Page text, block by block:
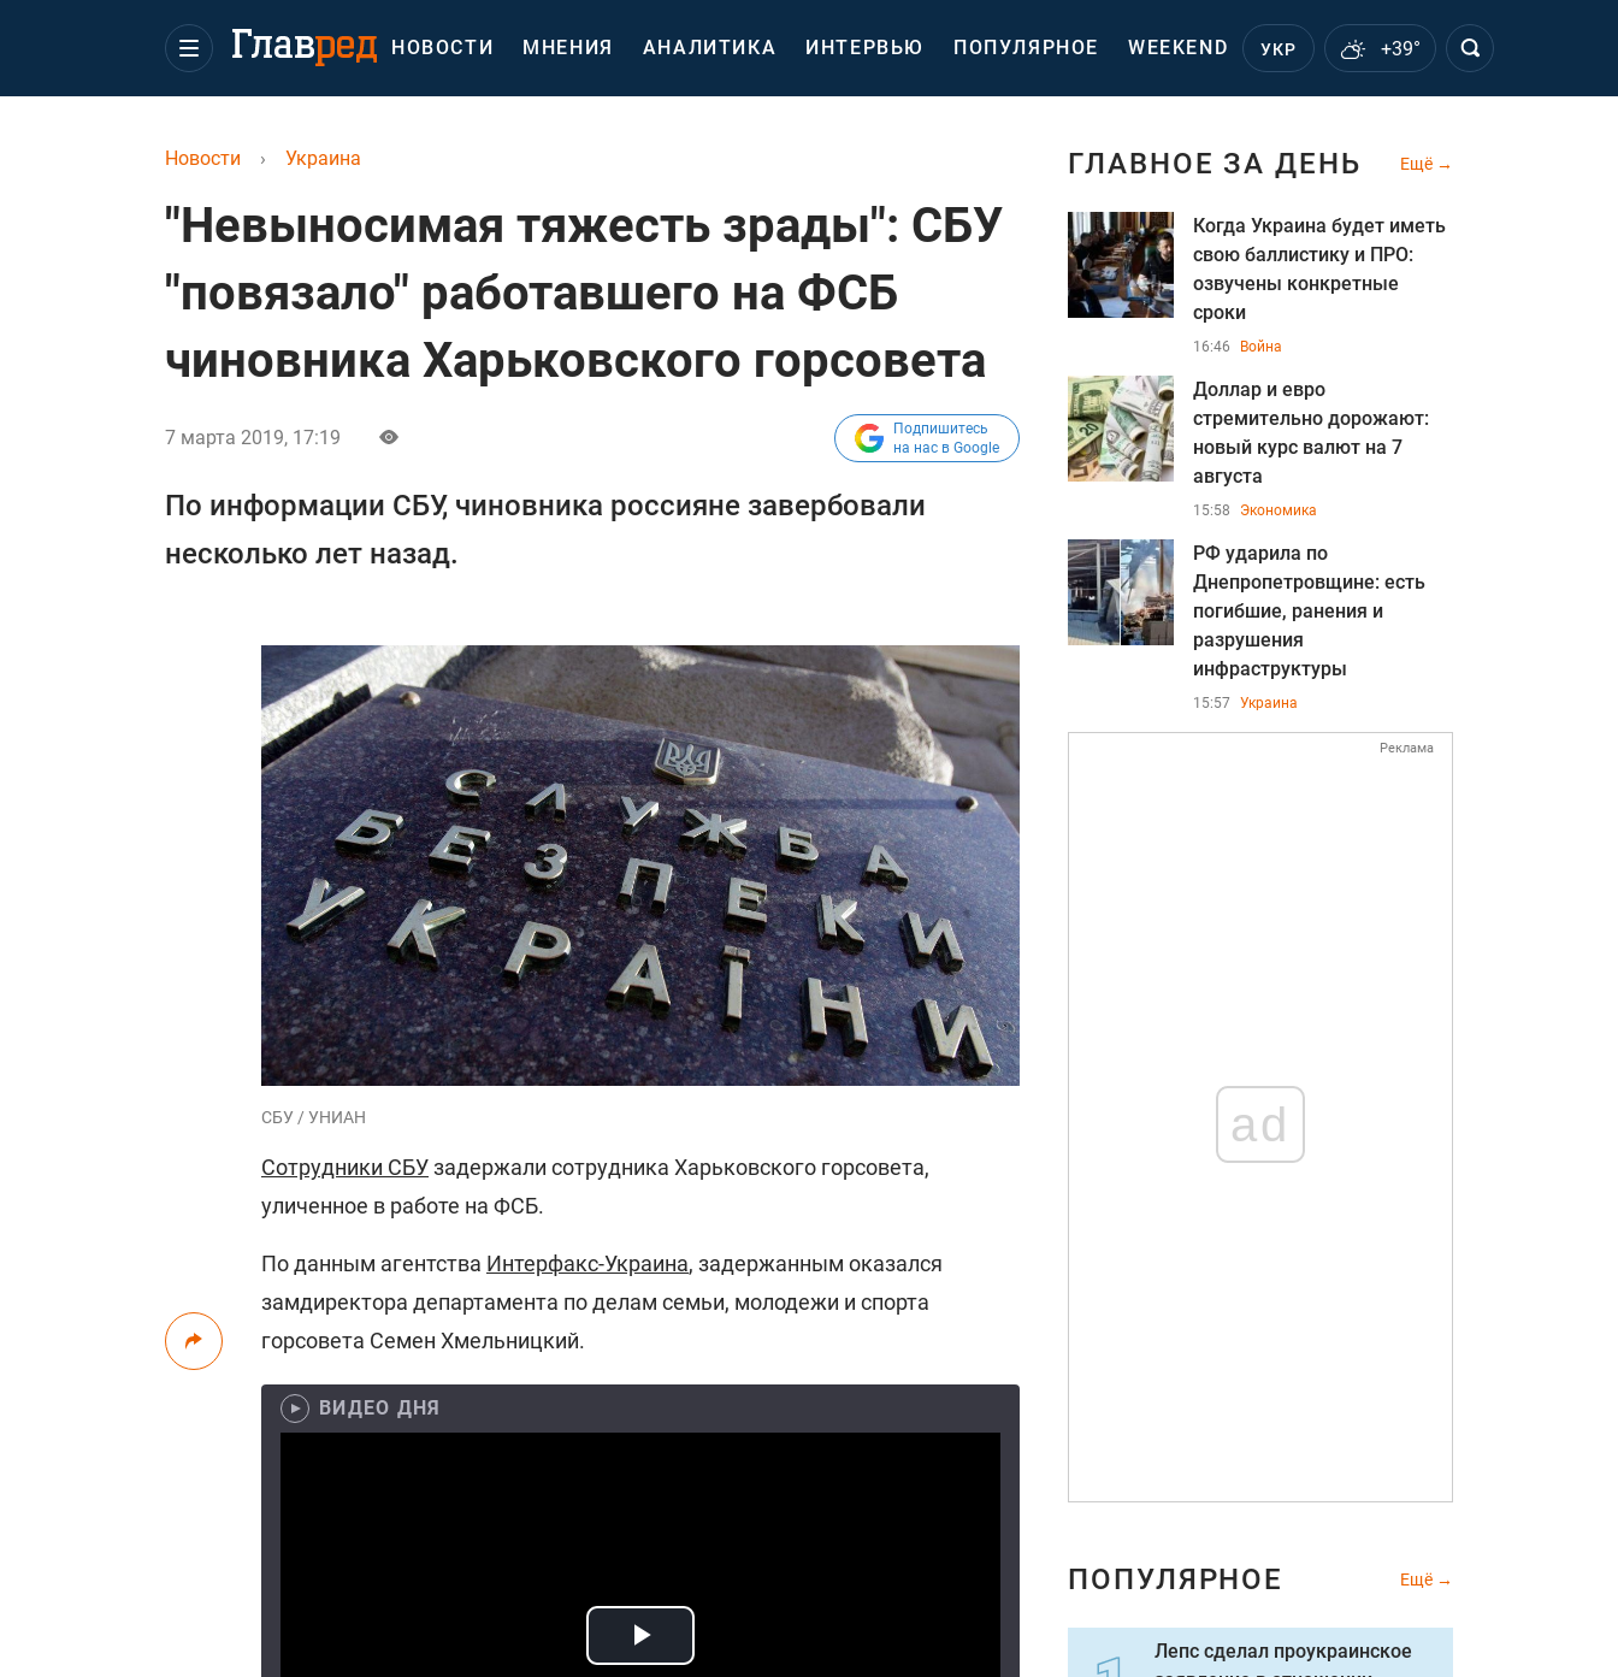
НОВОСТИ МНЕНИЯ АНАЛИТИКА ИНТЕРВЬЮ ПОПУЛЯРНОЕ WEEKEND УКР +39°
Новости › Украина
"Невыносимая тяжесть зрады": СБУ
"повязало" работавшего на ФСБ
чиновника Харьковского горсовета
7 марта 2019, 17:19
Подпишитесь
на нас в Google
По информации СБУ, чиновника россияне завербовали
несколько лет назад.
СБУ / УНИАН
Сотрудники СБУзадержали сотрудника Харьковского горсовета,
уличенное в работе на ФСБ.
По данным агентства Интерфакс-Украина, задержанным оказался
замдиректора департамента по делам семьи, молодежи и спорта
горсовета Семен Хмельницкий.
ВИДЕО ДНЯ
ГЛАВНОЕ ЗА ДЕНЬ Ещё
Когда Украина будет иметь
свою баллистику и ПРО:
озвучены конкретные
сроки
16:46 Война
Доллар и евро
стремительно дорожают:
новый курс валют на 7
августа
15:58 Экономика
РФ ударила по
Днепропетровщине: есть
погибшие, ранения и
разрушения
инфраструктуры
15:57 Украина
Реклама
ad
ПОПУЛЯРНОЕ Ещё
Лепс сделал проукраинское